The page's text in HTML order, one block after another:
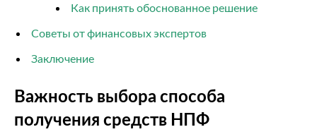
Как принять обоснованное решение
Советы от финансовых экспертов
Заключение
Важность выбора способа
получения средств НПФ